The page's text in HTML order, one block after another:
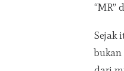
“MR”
Sejak
bukan